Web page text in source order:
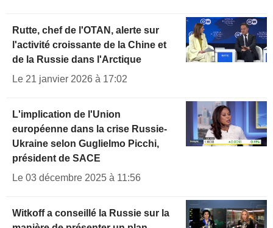
Rutte, chef de l'OTAN, alerte sur
l'activité croissante de la Chine et
de la Russie dans l'Arctique
Le 21 janvier 2026 à 17:02
L'implication de l'Union
européenne dans la crise Russie-
Ukraine selon Guglielmo Picchi,
président de SACE
Le 03 décembre 2025 à 11:56
Witkoff a conseillé la Russie sur la